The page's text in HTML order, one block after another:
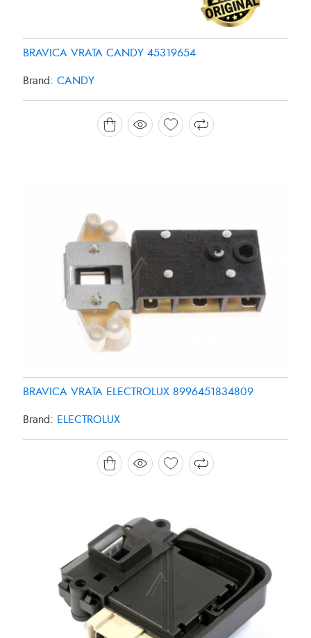
BRAVICA VRATA CANDY 45319654
Brand: CANDY
BRAVICA VRATA ELECTROLUX 8996451834809
Brand: ELECTROLUX